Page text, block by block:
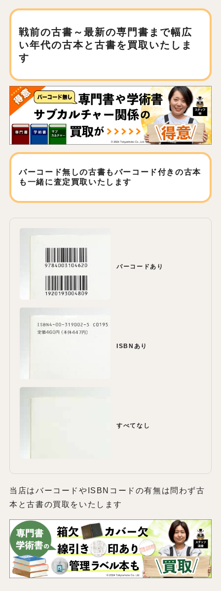
戦前の古書～最新の専門書まで幅広
い年代の古本と古書を買取いたしま
す
バーコード無しの古書もバーコード付きの古本
も 一緒に査定買取いたします
バーコードあり
ISBNあり
すべてなし
当店はバーコードやISBNコードの有無は問わず古
本と古書の買取をいたします